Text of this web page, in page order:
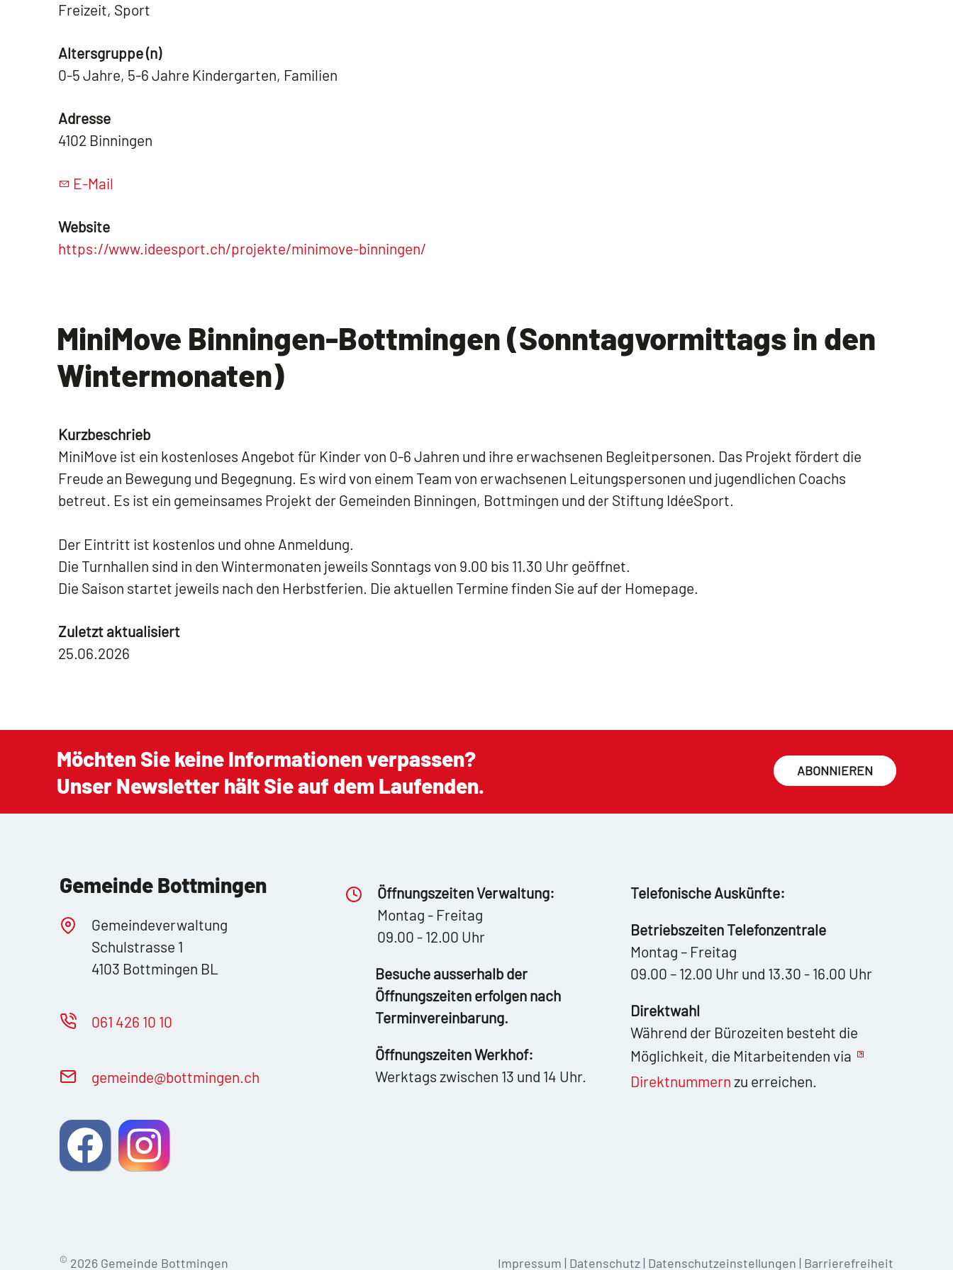
Freizeit, Sport
Altersgruppe (n)
0-5 Jahre, 5-6 Jahre Kindergarten, Familien
Adresse
4102 Binningen
E-Mail
Website
https://www.ideesport.ch/projekte/minimove-binningen/
MiniMove Binningen-Bottmingen (Sonntagvormittags in den
Wintermonaten)
Kurzbeschrieb
MiniMove ist ein kostenloses Angebot für Kinder von 0-6 Jahren und ihre erwachsenen Begleitpersonen. Das Projekt fördert die
Freude an Bewegung und Begegnung. Es wird von einem Team von erwachsenen Leitungspersonen und jugendlichen Coachs
betreut. Es ist ein gemeinsames Projekt der Gemeinden Binningen, Bottmingen und der Stiftung IdéeSport.
Der Eintritt ist kostenlos und ohne Anmeldung.
Die Turnhallen sind in den Wintermonaten jeweils Sonntags von 9.00 bis 11.30 Uhr geöffnet.
Die Saison startet jeweils nach den Herbstferien. Die aktuellen Termine finden Sie auf der Homepage.
Zuletzt aktualisiert
25.06.2026
Möchten Sie keine Informationen verpassen?
Unser Newsletter hält Sie auf dem Laufenden.
ABONNIEREN
Gemeinde Bottmingen
Gemeindeverwaltung
Schulstrasse 1
4103 Bottmingen BL
061 426 10 10
g m nd b ttm ng n ch
Öffnungszeiten Verwaltung:
Montag - Freitag
09.00 - 12.00 Uhr
Besuche ausserhalb der
Öffnungszeiten erfolgen nach
Terminvereinbarung.
Öffnungszeiten Werkhof:
Werktags zwischen 13 und 14 Uhr.
Telefonische Auskünfte:
Betriebszeiten Telefonzentrale
Montag – Freitag
09.00 – 12.00 Uhr und 13.30 - 16.00 Uhr
Direktwahl
Während der Bürozeiten besteht die
Möglichkeit, die Mitarbeitenden via
Direktnummern zu erreichen.
© 2026 Gemeinde Bottmingen Impressum | Datenschutz | Datenschutzeinstellungen | Barrierefreiheit